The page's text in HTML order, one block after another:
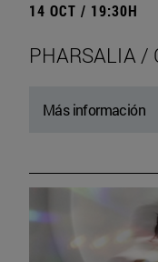
14 OCT / 19:30H
PHARSALIA /
Más información